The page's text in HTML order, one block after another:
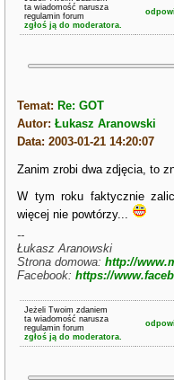
ta wiadomość narusza
regulamin forum
zgłoś ją do moderatora.
Temat: Re: GOT
Autor:Łukasz Aranowski
Data: 2003-01-21 14:20:07
Zanim zrobi dwa zdjęcia, to
W tym roku faktycznie
więcej nie powtórzy...
--
Łukasz Aranowski
Strona domowa:http://
Facebook:https://
Jeżeli Twoim zdaniem
ta wiadomość narusza
regulamin forum
zgłoś ją do moderatora.